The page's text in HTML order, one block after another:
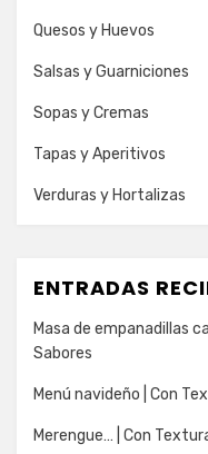
Quesos y Huevos
Salsas y Guarniciones
Sopas y Cremas
Tapas y Aperitivos
Verduras y Hortalizas
ENTRADAS
Masa de empanadillas
Sabores
Menú navideño | Con
Merengue… | Con